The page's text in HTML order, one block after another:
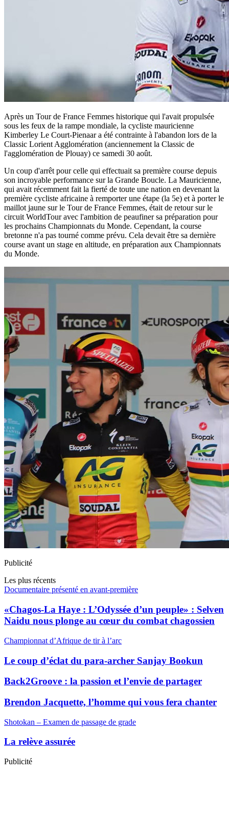
Après un Tour de France Femmes historique qui l'avait propulsée
sous les feux de la rampe mondiale, la cycliste mauricienne
Kimberley Le Court-Pienaar a été contrainte à l'abandon lors de la
Classic Lorient Agglomération (anciennement la Classic de
l'agglomération de Plouay) ce samedi 30 août.
Un coup d'arrêt pour celle qui effectuait sa première course depuis
son incroyable performance sur la Grande Boucle. La Mauricienne,
qui avait récemment fait la fierté de toute une nation en devenant la
première cycliste africaine à remporter une étape (la 5e) et à porter le
maillot jaune sur le Tour de France Femmes, était de retour sur le
circuit WorldTour avec l'ambition de peaufiner sa préparation pour
les prochains Championnats du Monde. Cependant, la course
bretonne n'a pas tourné comme prévu. Cela devait être sa dernière
course avant un stage en altitude, en préparation aux Championnats
du Monde.
Publicité
Les plus récents
Documentaire présenté en avant-première
«Chagos-La Haye : L’Odyssée d’un peuple» : Selven
Naidu nous plonge au cœur du combat chagossien
Championnat d’Afrique de tir à l’arc
Le coup d’éclat du para-archer Sanjay Bookun
Back2Groove : la passion et l’envie de partager
Brendon Jacquette, l’homme qui vous fera chanter
Shotokan – Examen de passage de grade
La relève assurée
Publicité